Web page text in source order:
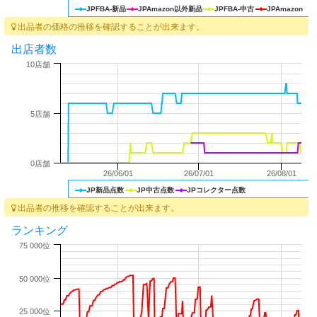
JPFBA-新品 JPAmazon以外新品 JPFBA-中古 JPAmazon
出品者の価格の推移を確認することが出来ます。
出店者数
JP新品点数 JP中古点数 JPコレクター点数
26/06/01 26/07/01 26/08/01
0店舗
5店舗
10店舗
出品者の推移を確認することが出来ます。
ランキング
25 000位
50 000位
75 000位